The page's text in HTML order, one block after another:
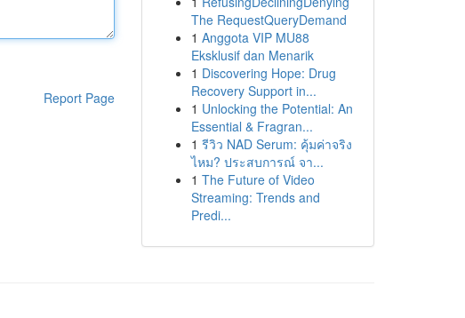
Report Page
The RequestQueryDemand
1 Anggota VIP MU88
Eksklusif dan Menarik
1 Discovering Hope: Drug
Recovery Support in...
1 Unlocking the Potential: An
Essential & Fragran...
1 รีวิว NAD Serum: คุ้มค่าจริง
ไหม? ประสบการณ์ จา...
1 The Future of Video
Streaming: Trends and
Predi...